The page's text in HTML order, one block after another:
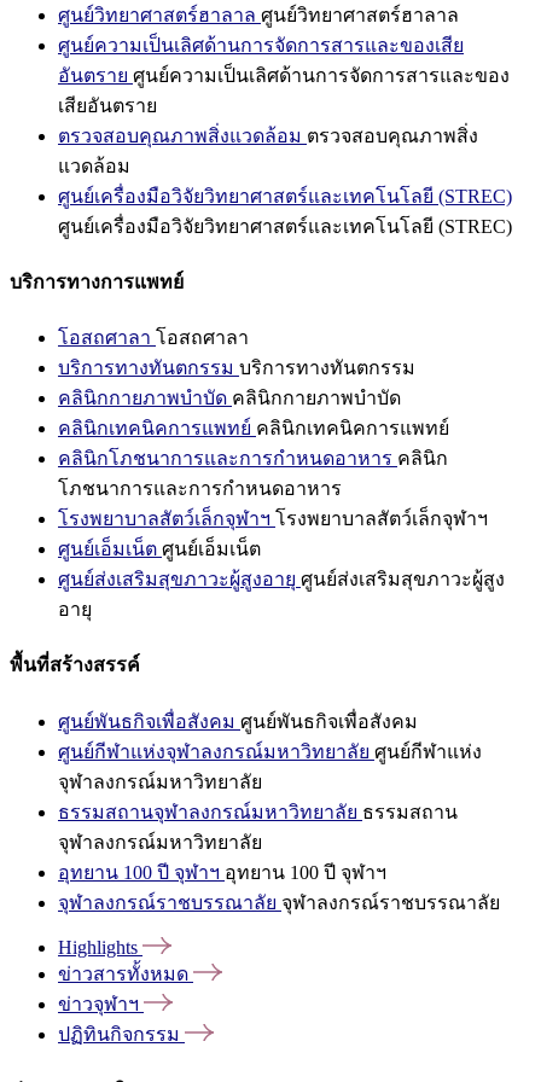
ศูนย์วิทยาศาสตร์ฮาลาล ศูนย์วิทยาศาสตร์ฮาลาล
ศูนย์ความเป็นเลิศด้านการจัดการสารและของเสีย
อันตราย ศูนย์ความเป็นเลิศด้านการจัดการสารและของ
เสียอันตราย
ตรวจสอบคุณภาพสิ่งแวดล้อม ตรวจสอบคุณภาพสิ่ง
แวดล้อม
ศูนย์เครื่องมือวิจัยวิทยาศาสตร์และเทคโนโลยี (STREC)
ศูนย์เครื่องมือวิจัยวิทยาศาสตร์และเทคโนโลยี (STREC)
บริการทางการแพทย์
โอสถศาลา โอสถศาลา
บริการทางทันตกรรม บริการทางทันตกรรม
คลินิกกายภาพบำบัด คลินิกกายภาพบำบัด
คลินิกเทคนิคการแพทย์ คลินิกเทคนิคการแพทย์
คลินิกโภชนาการและการกำหนดอาหาร คลินิก
โภชนาการและการกำหนดอาหาร
โรงพยาบาลสัตว์เล็กจุฬาฯ โรงพยาบาลสัตว์เล็กจุฬาฯ
ศูนย์เอ็มเน็ต ศูนย์เอ็มเน็ต
ศูนย์ส่งเสริมสุขภาวะผู้สูงอายุ ศูนย์ส่งเสริมสุขภาวะผู้สูง
อายุ
พื้นที่สร้างสรรค์
ศูนย์พันธกิจเพื่อสังคม ศูนย์พันธกิจเพื่อสังคม
ศูนย์กีฬาแห่งจุฬาลงกรณ์มหาวิทยาลัย ศูนย์กีฬาแห่ง
จุฬาลงกรณ์มหาวิทยาลัย
ธรรมสถานจุฬาลงกรณ์มหาวิทยาลัย ธรรมสถาน
จุฬาลงกรณ์มหาวิทยาลัย
อุทยาน 100 ปี จุฬาฯ อุทยาน 100 ปี จุฬาฯ
จุฬาลงกรณ์ราชบรรณาลัย จุฬาลงกรณ์ราชบรรณาลัย
Highlights
ข่าวสารทั้งหมด
ข่าวจุฬาฯ
ปฏิทินกิจกรรม